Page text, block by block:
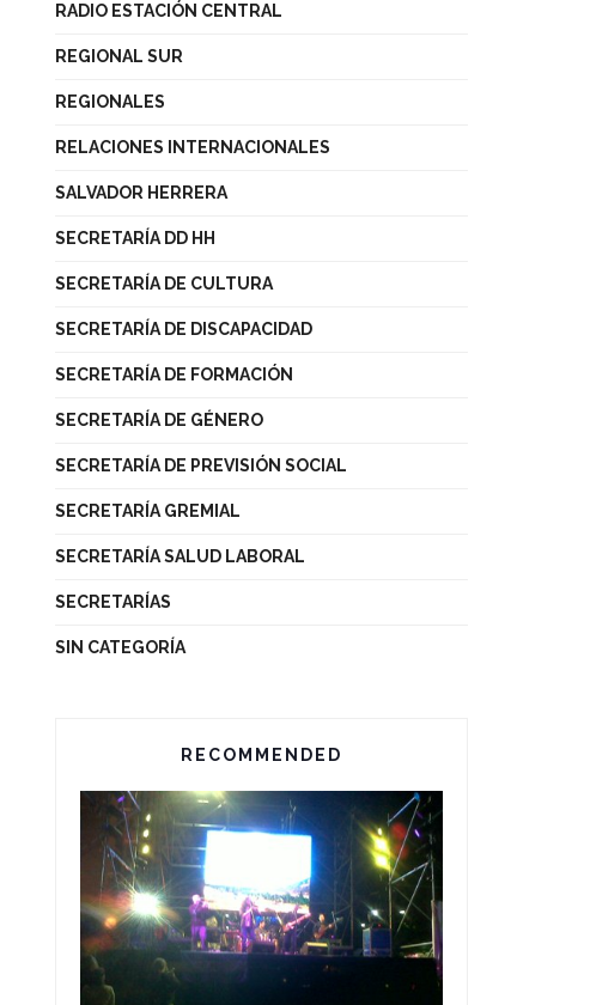
RADIO ESTACIÓN CENTRAL
REGIONAL SUR
REGIONALES
RELACIONES INTERNACIONALES
SALVADOR HERRERA
SECRETARÍA DD HH
SECRETARÍA DE CULTURA
SECRETARÍA DE DISCAPACIDAD
SECRETARÍA DE FORMACIÓN
SECRETARÍA DE GÉNERO
SECRETARÍA DE PREVISIÓN SOCIAL
SECRETARÍA GREMIAL
SECRETARÍA SALUD LABORAL
SECRETARÍAS
SIN CATEGORÍA
RECOMMENDED